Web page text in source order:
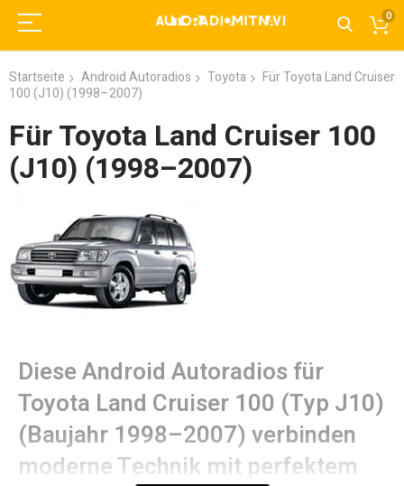
0
Startseite Android Autoradios Toyota
Für Toyota Land Cruiser
100 (J10) (1998–2007)
Für Toyota Land Cruiser 100
(J10) (1998–2007)
Diese Android Autoradios für
Toyota Land Cruiser 100 (Typ J10)
(Baujahr 1998–2007) verbinden
moderne Technik mit perfektem